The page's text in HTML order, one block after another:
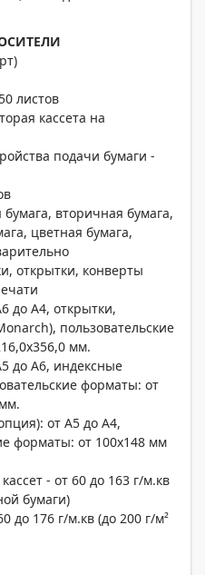
листов
кассета на
подачи бумаги -
вторичная бумага,
цветная бумага,
открытки, конверты
до А4, открытки,
пользовательские
мм.
до A6, индексные
форматы: от
от А5 до А4,
форматы: от 100x148 мм
- от 60 до 163 г/м.кв
бумаги)
до 176 г/м.кв (до 200 г/м²